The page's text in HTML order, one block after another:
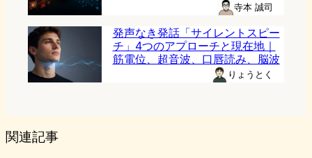
寺本 誠司
発声なき発話「サイレントスピー
チ」4つのアプローチと現在地｜
筋電位、超音波、口唇読み、脳波
りょうとく
関連記事